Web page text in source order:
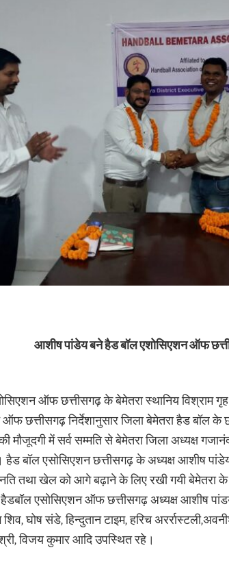
आशीष पांडेय बने हैड बॉल एशोसिएशन ऑफ
ऑफ छत्तीसगढ़ के बेमेतरा स्थानिय विश्राम
छत्तीसगढ़ निर्देशानुसार जिला बेमेतरा हैड बॉल
मौजूदगी में सर्व सम्मति से बेमेतरा जिला अध्यक्ष
हैड बॉल एसोसिएशन छत्तीसगढ़ के अध्यक्ष आशीष पांडेय
तथा खेल को आगे बढ़ाने के लिए रखी गयी बेमेतरा के
एसोसिएशन ऑफ छत्तीसगढ़ अध्यक्ष आशीष
घोष संडे, हिन्दुतान टाइम, हरिच
विजय कुमार आदि उपस्थित रहे।